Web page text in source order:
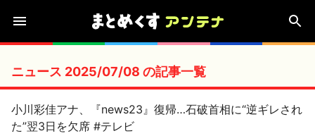
ニュース 2025/07/08 の記事一覧
小川彩佳アナ、『news23』復帰…石破首相に“逆ギレされ
た”翌3日を欠席 #テレビ